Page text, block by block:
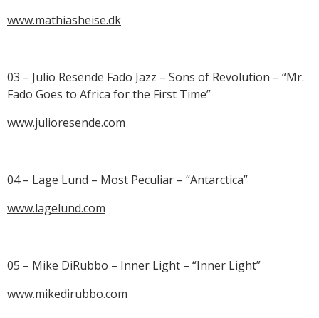
www.mathiasheise.dk
03 – Julio Resende Fado Jazz – Sons of Revolution – “Mr.
Fado Goes to Africa for the First Time”
www.julioresende.com
04 – Lage Lund – Most Peculiar – “Antarctica”
www.lagelund.com
05 – Mike DiRubbo – Inner Light – “Inner Light”
www.mikedirubbo.com